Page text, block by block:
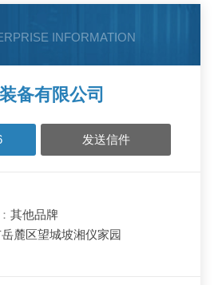
INFORMATION
备有限公司
发送信件
其他品牌
麓区望城坡湘仪家园